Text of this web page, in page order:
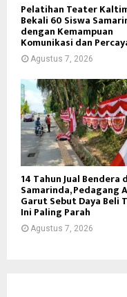
Pelatihan Teater
Bekali 60 Siswa
dengan Kemampuan
Komunikasi dan
Agustus 7, 2026
14 Tahun Jual Bendera
Samarinda, Pedagang
Garut Sebut Daya Beli
Ini Paling Parah
Agustus 7, 2026